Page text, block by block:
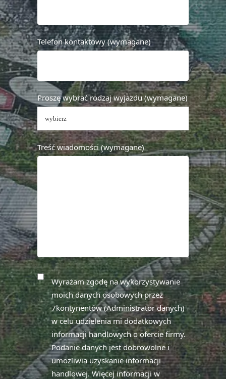
Telefon kontaktowy (wymagane)
Proszę wybrać rodzaj wyjazdu (wymagane)
Treść wiadomości (wymagane)
Wyrażam zgodę na wykorzystywanie
moich danych osobowych przez
7kontynentów (Administrator danych)
w celu udzielenia mi dodatkowych
informacji handlowych o ofercie firmy.
Podanie danych jest dobrowolne i
umożliwia uzyskanie informacji
handlowej. Więcej informacji w